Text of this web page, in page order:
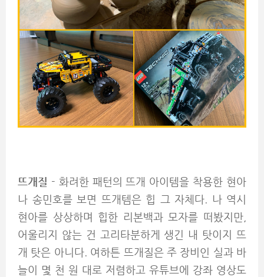
뜨개질 - 화려한 패턴의 뜨개 아이템을 착용한 현아
나 송민호를 보면 뜨개템은 힙 그 자체다. 나 역시
현아를 상상하며 힙한 리본백과 모자를 떠봤지만,
어울리지 않는 건 고리타분하게 생긴 내 탓이지 뜨
개 탓은 아니다. 여하튼 뜨개질은 주 장비인 실과 바
늘이 몇 천 원 대로 저렴하고 유튜브에 강좌 영상도